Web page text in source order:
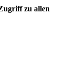
zu allen